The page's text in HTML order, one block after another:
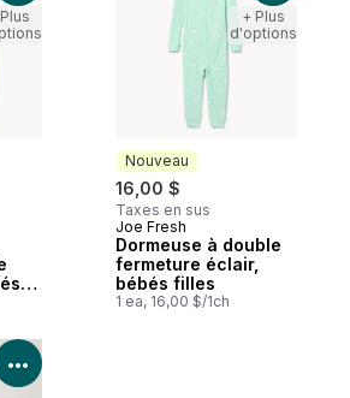
Nouveau
16,00 $
Taxes en sus
Nouveau
Joe Fresh
Dormeuse à double
fermeture éclair,
bébés filles
1 ea, 16,00 $/1ch
+ Plus
d'options
Voir les détails du produit